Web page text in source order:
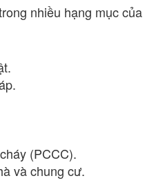
nhiều hạng mục
(PCCC).
và chung cư.